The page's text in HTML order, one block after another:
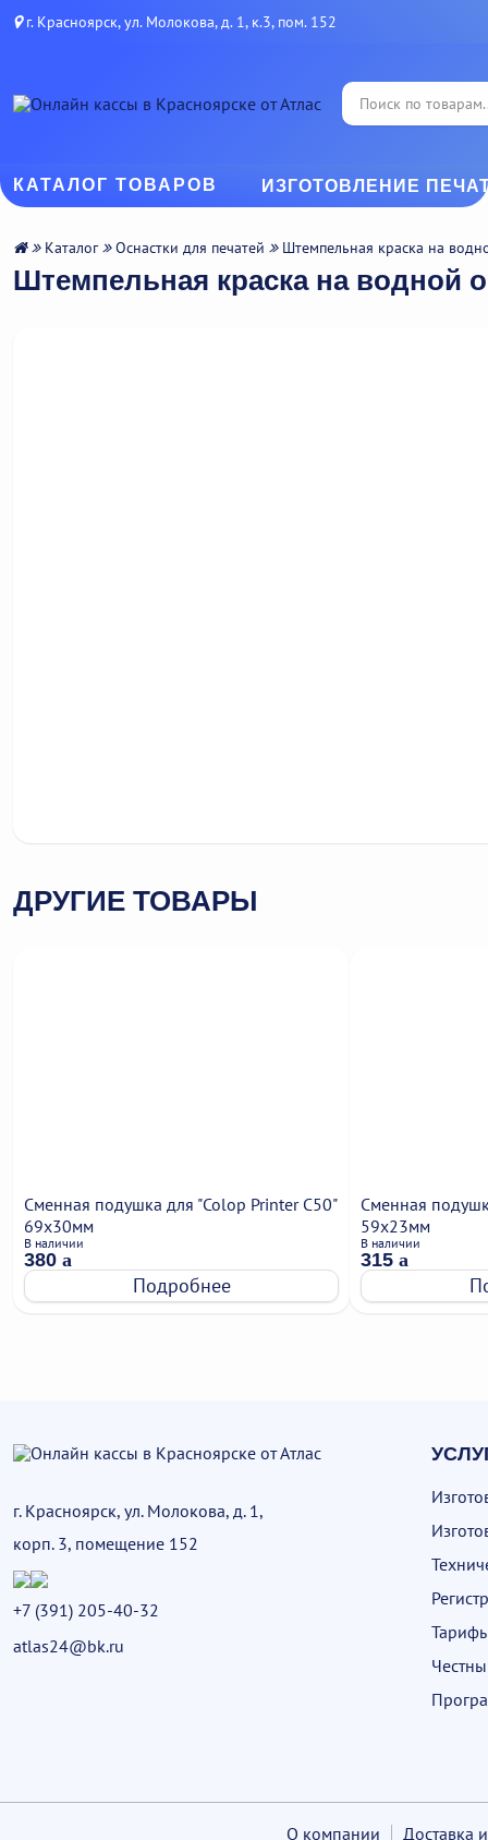
г. Красноярск, ул. Молокова, д. 1, к.3, пом. 152
КАТАЛОГ ТОВАРОВ ИЗГОТОВЛЕНИЕ
Каталог Оснастки для печатей Штемпельная краска на
Штемпельная краска на водной
ДРУГИЕ ТОВАРЫ
Сменная подушка для "Colop Printer C50"
69х30мм
В наличии
380 a
Подробнее
Сменная
59х23мм
В наличии
315 a
г. Красноярск, ул. Молокова, д. 1,
корп. 3, помещение 152
+7 (391) 205-40-32
atlas24@bk.ru
О компании Доставка